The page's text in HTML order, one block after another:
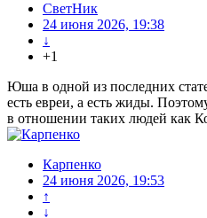
СветНик
24 июня 2026, 19:38
↓
+1
Юша в одной из последних
есть евреи, а есть жиды.
в отношении таких людей как
Карпенко
24 июня 2026, 19:53
↑
↓